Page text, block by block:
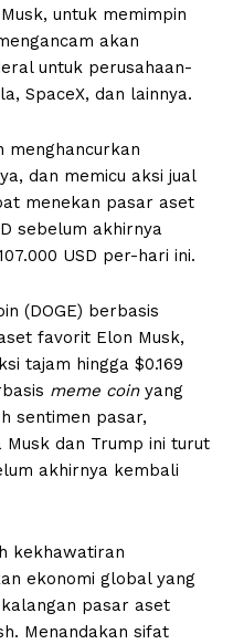
untuk memimpin
akan
untuk perusahaan-
SpaceX, dan lainnya.
menghancurkan
dan memicu aksi jual
menekan pasar aset
sebelum akhirnya
USD per-hari ini.
(DOGE) berbasis
favorit Elon Musk,
tajam hingga $0.169
meme coin yang
sentimen pasar,
dan Trump ini turut
akhirnya kembali
kekhawatiran
ekonomi global yang
pasar aset
Menandakan sifat